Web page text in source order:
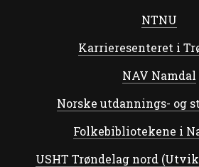
NTNU
Karrieresenteret i
NAV Namdal
Norske utdannings- og
Folkebibliotekene i
USHT Trøndelag nord